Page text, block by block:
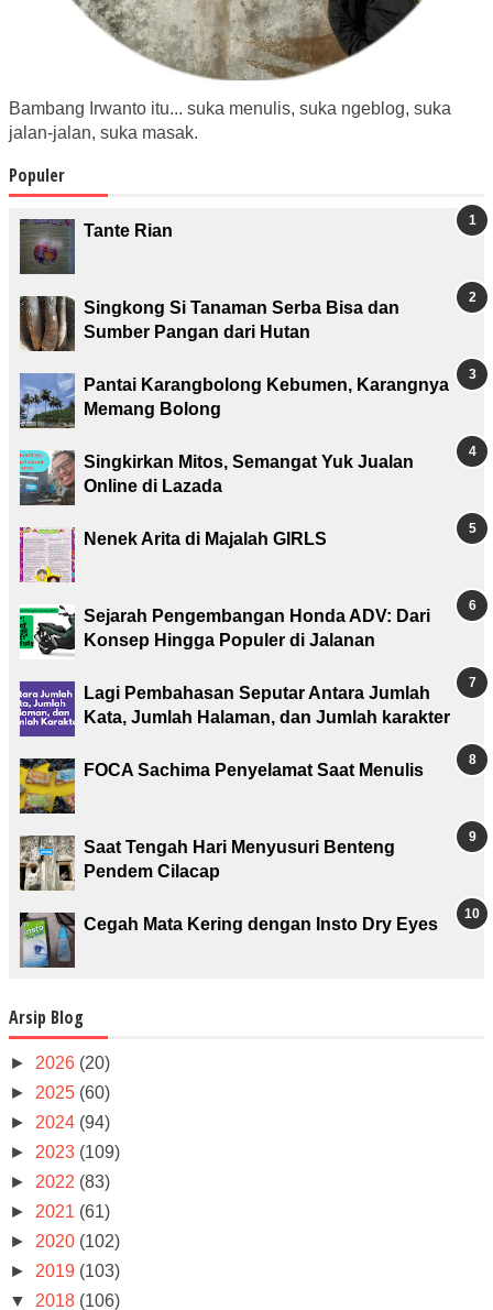
Bambang Irwanto itu... suka menulis, suka ngeblog, suka
jalan-jalan, suka masak.
Populer
Tante Rian
Singkong Si Tanaman Serba Bisa dan
Sumber Pangan dari Hutan
Pantai Karangbolong Kebumen, Karangnya
Memang Bolong
Singkirkan Mitos, Semangat Yuk Jualan
Online di Lazada
Nenek Arita di Majalah GIRLS
Sejarah Pengembangan Honda ADV: Dari
Konsep Hingga Populer di Jalanan
Lagi Pembahasan Seputar Antara Jumlah
Kata, Jumlah Halaman, dan Jumlah karakter
FOCA Sachima Penyelamat Saat Menulis
Saat Tengah Hari Menyusuri Benteng
Pendem Cilacap
Cegah Mata Kering dengan Insto Dry Eyes
Arsip Blog
► 2026 (20)
► 2025 (60)
► 2024 (94)
► 2023 (109)
► 2022 (83)
► 2021 (61)
► 2020 (102)
► 2019 (103)
▼ 2018 (106)